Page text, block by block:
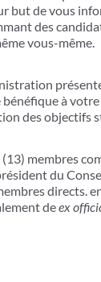
but de vous
des
vous-même.
à
des objectifs
membres
du
directs.
deex